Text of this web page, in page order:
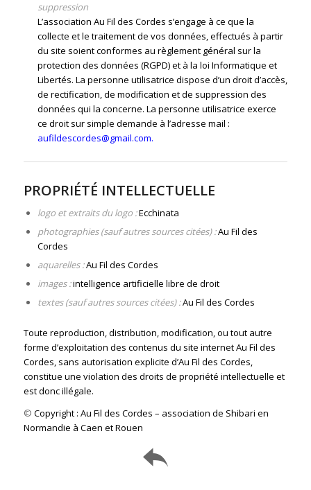
suppression
L’association Au Fil des Cordes s’engage à ce que la
collecte et le traitement de vos données, effectués à partir
du site soient conformes au règlement général sur la
protection des données (RGPD) et à la loi Informatique et
Libertés. La personne utilisatrice dispose d’un droit d’accès,
de rectification, de modification et de suppression des
données qui la concerne. La personne utilisatrice exerce
ce droit sur simple demande à l’adresse mail :
aufildescordes@gmail.com.
PROPRIÉTÉ INTELLECTUELLE
logo et extraits du logo :Ecchinata
photographies (sauf autres sources citées) :Au Fil des
Cordes
aquarelles :Au Fil des Cordes
images :intelligence artificielle libre de droit
textes (sauf autres sources citées) :Au Fil des Cordes
Toute reproduction, distribution, modification, ou tout autre
forme d’exploitation des contenus du site internet Au Fil des
Cordes, sans autorisation explicite d’Au Fil des Cordes,
constitue une violation des droits de propriété intellectuelle et
est donc illégale.
© Copyright : Au Fil des Cordes – association de Shibari en
Normandie à Caen et Rouen